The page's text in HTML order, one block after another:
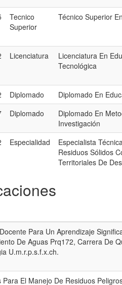
Tecnico
Superior
Técnico Superior
Licenciatura
Licenciatura En
Tecnológica
Diplomado
Diplomado En
Diplomado
Diplomado En
Investigación
Especialidad
Especialista
Residuos Sólidos
Territoriales De
Para Un Aprendizaje
De Aguas Prq172, Carrera De
U.m.r.p.s.f.x.ch.
Para El Manejo De Residuos